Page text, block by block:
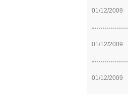
01/12/2009
01/12/2009
01/12/2009